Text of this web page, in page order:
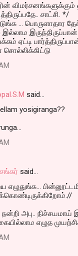
சாட்சி. */
... பொருளாதார
ஏட்டி
சொல்லிக்கிட்டு
said…
yosigiranga??
said…
எழுதுங்க...
அபு.. நிச்சயமாய்
எழுத